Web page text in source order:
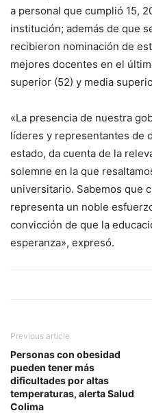
a personal que cumplió 15,
institución; además de que
recibieron nominación de
mejores docentes en el
superior (52) y media
«La presencia de nuestra
líderes y representantes de
estado, da cuenta de la
solemne en la que
universitario. Sabemos que
representa un noble
convicción de que la
esperanza», expresó.
Previous article
Personas con obesidad
pueden tener más
dificultades por altas
temperaturas, alerta Salud
Colima